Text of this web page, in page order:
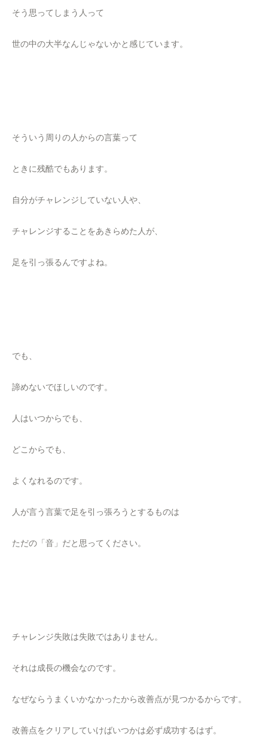
そう思ってしまう人って
世の中の大半なんじゃないかと感じています。
そういう周りの人からの言葉って
ときに残酷でもあります。
自分がチャレンジしていない人や、
チャレンジすることをあきらめた人が、
足を引っ張るんですよね。
でも、
諦めないでほしいのです。
人はいつからでも、
どこからでも、
よくなれるのです。
人が言う言葉で足を引っ張ろうとするものは
ただの「音」だと思ってください。
チャレンジ失敗は失敗ではありません。
それは成長の機会なのです。
なぜならうまくいかなかったから改善点が見つかるからです。
改善点をクリアしていけばいつかは必ず成功するはず。